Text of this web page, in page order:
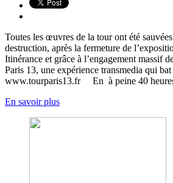
Toutes les œuvres de la tour ont été
destruction, après la fermeture de
Itinérance et grâce à l’engagement massif
Paris 13, une expérience transmedia qui
www.tourparis13.fr En à peine 40
En savoir plus